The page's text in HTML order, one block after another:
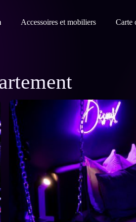
Accessoires et mobiliers Carte